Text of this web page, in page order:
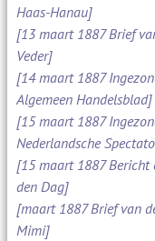
Haas-Hanau]
[13 maart 1887 Brief
Veder]
[14 maart 1887
Algemeen Handelsblad]
[15 maart 1887
Nederlandsche
[15 maart 1887 Bericht
den Dag]
[maart 1887 Brief van
Mimi]